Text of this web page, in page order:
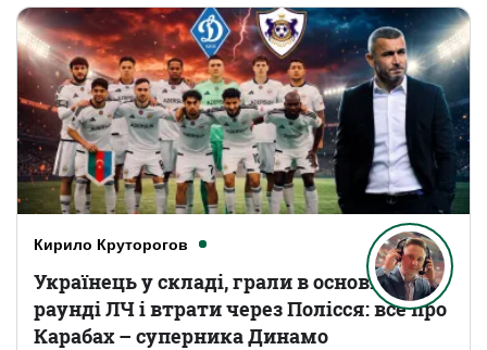
Кирило Круторогов
Українець у складі, грали в основному
раунді ЛЧ і втрати через Полісся: все про
Карабах – суперника Динамо